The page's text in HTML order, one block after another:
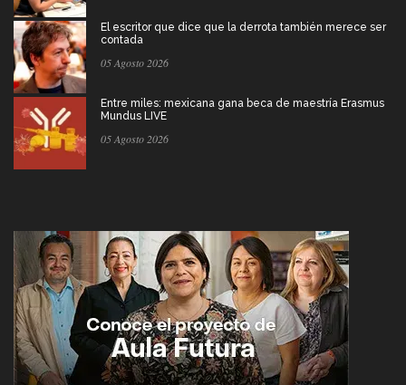
El escritor que dice que la derrota también merece ser
contada
05 Agosto 2026
Entre miles: mexicana gana beca de maestría Erasmus
Mundus LIVE
05 Agosto 2026